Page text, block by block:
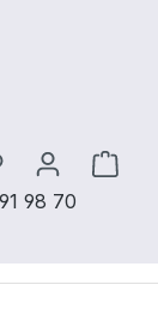
98 70
Du hast 0